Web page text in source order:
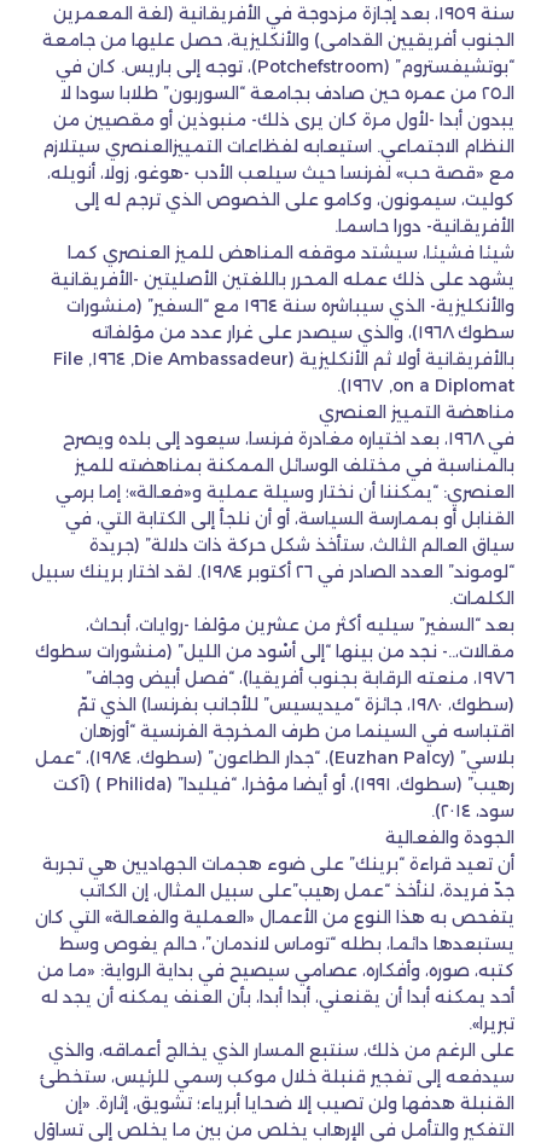
سنة ١٩٥٩، بعد إجازة مزدوجة في الأفريقانية (لغة المعمرين
الجنوب أفريقيين القدامى) والأنكليزية، حصل عليها من جامعة
“بوتشيفستروم” (Potchefstroom)، توجه إلى باريس. كان في
الـ٢٥ من عمره حين صادف بجامعة “السوربون” طلابا سودا لا
يبدون أبدا -لأول مرة كان يرى ذلك- منبوذين أو مقصيين من
النظام الاجتماعي. استيعابه لفظاعات التمييزالعنصري سيتلازم
مع «قصة حب» لفرنسا حيث سيلعب الأدب -هوغو، زولا، أنويله،
كوليت، سيمونون، وكامو على الخصوص الذي ترجم له إلى
الأفريقانية- دورا حاسما.
شيئا فشيئا، سيشتد موقفه المناهض للميز العنصري كما
يشهد على ذلك عمله المحرر باللغتين الأصليتين -الأفريقانية
والأنكليزية- الذي سيباشره سنة ١٩٦٤ مع “السفير” (منشورات
سطوك ١٩٦٨)، والذي سيصدر على غرار عدد من مؤلفاته
بالأفريقانية أولا ثم الأنكليزية (Die Ambassadeur, ١٩٦٤, File
on a Diplomat, ١٩٦٧).
مناهضة التمييز العنصري
في ١٩٦٨، بعد اختياره مغادرة فرنسا، سيعود إلى بلده ويصرح
بالمناسبة في مختلف الوسائل الممكنة بمناهضته للميز
العنصري: “يمكننا أن نختار وسيلة عملية و«فعالة»؛ إما برمي
القنابل أو بممارسة السياسة، أو أن نلجأ إلى الكتابة التي، في
سياق العالم الثالث، ستأخذ شكل حركة ذات دلالة” (جريدة
“لوموند” العدد الصادر في ٢٦ أكتوبر ١٩٨٤). لقد اختار برينك سبيل
الكلمات.
بعد “السفير” سيليه أكثر من عشرين مؤلفا -روايات، أبحاث،
مقالات،..- نجد من بينها “إلى أسْود من الليل” (منشورات سطوك
١٩٧٦، منعته الرقابة بجنوب أفريقيا)، “فصل أبيض وجاف”
(سطوك، ١٩٨٠، جائزة “ميديسيس” للأجانب بفرنسا) الذي تمّ
اقتباسه في السينما من طرف المخرجة الفرنسية “أوزهان
بلاسي” (Euzhan Palcy)، “جدار الطاعون” (سطوك، ١٩٨٤)، “عمل
رهيب” (سطوك، ١٩٩١)، أو أيضا مؤخرا، “فيليدا” (Philida ) (آكت
سود، ٢٠١٤).
الجودة والفعالية
أن تعيد قراءة “برينك” على ضوء هجمات الجهاديين هي تجربة
جدّ فريدة، لنأخذ “عمل رهيب”على سبيل المثال، إن الكاتب
يتفحص به هذا النوع من الأعمال «العملية والفعالة» التي كان
يستبعدها دائما، بطله “توماس لاندمان”، حالم يغوص وسط
كتبه، صوره، وأفكاره، عصامي سيصيح في بداية الرواية: «ما من
أحد يمكنه أبدا أن يقنعني، أبدا أبدا، بأن العنف يمكنه أن يجد له
تبريرا».
على الرغم من ذلك، سنتبع المسار الذي يخالج أعماقه، والذي
سيدفعه إلى تفجير قنبلة خلال موكب رسمي للرئيس، ستخطئ
القنبلة هدفها ولن تصيب إلا ضحايا أبرياء؛ تشويق، إثارة. «إن
التفكير والتأمل في الإرهاب يخلص من بين ما يخلص إلى تساؤل